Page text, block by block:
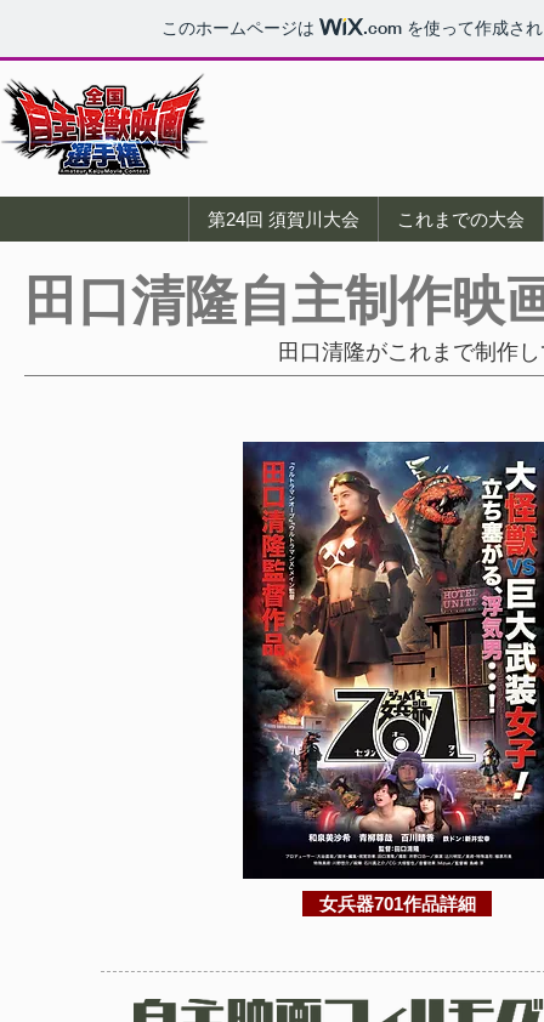
このホームページは .com を使って作成さ
第24回 須賀川大会 これまでの大会
田口清隆自主制作映
田口清隆がこれまで制作
女兵器701作品詳細